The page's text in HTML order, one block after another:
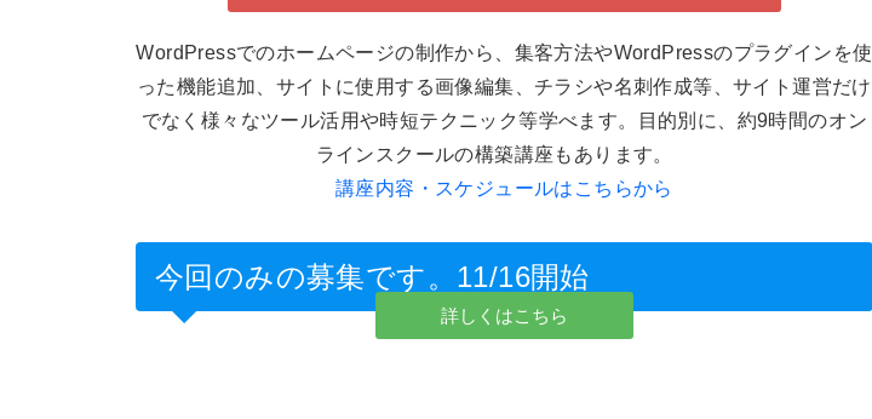
WordPressでのホームページの制作から、集客方法やWordPressのプラグインを使
った機能追加、サイトに使用する画像編集、チラシや名刺作成等、サイト運営だけ
でなく様々なツール活用や時短テクニック等学べます。目的別に、約9時間のオン
ラインスクールの構築講座もあります。
講座内容・スケジュールはこちらから
今回のみの募集です。11/16開始
詳しくはこちら